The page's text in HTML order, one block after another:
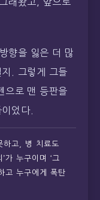
향을 잃은 더 많
. 그렇게 그들
으로 맨 등판을
었다.
하고, 병 치료도
가 누구이며 ‘그
고 누구에게 폭탄